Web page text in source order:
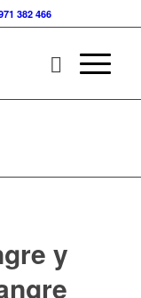
382 466
y